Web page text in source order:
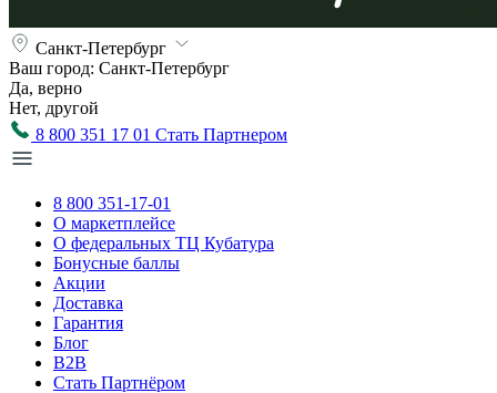
Санкт-Петербург
Ваш город: Санкт-Петербург
Да, верно
Нет, другой
8 800 351 17 01 Стать Партнером
8 800 351-17-01
О маркетплейсе
О федеральных ТЦ Кубатура
Бонусные баллы
Акции
Доставка
Гарантия
Блог
B2B
Стать Партнёром